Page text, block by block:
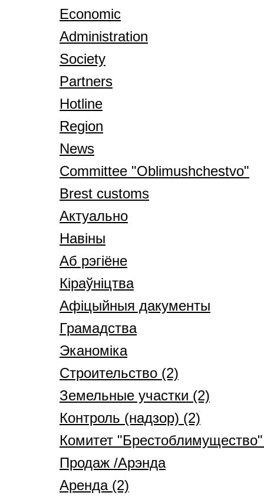
Economic
Administration
Society
Partners
Hotline
Region
News
Committee "Oblimushchestvo"
Brest customs
Актуально
Навіны
Аб рэгіёне
Кіраўніцтва
Афіцыйныя дакументы
Грамадства
Эканоміка
Строительство (2)
Земельные участки (2)
Контроль (надзор) (2)
Комитет
Продаж /Арэнда
Аренда (2)